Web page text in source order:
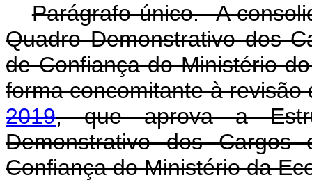
Parágrafo único. A
Quadro Demonstrativo dos
de Confiança do Ministério
forma concomitante à
2019, que aprova a
Demonstrativo dos
Confiança do Ministério da